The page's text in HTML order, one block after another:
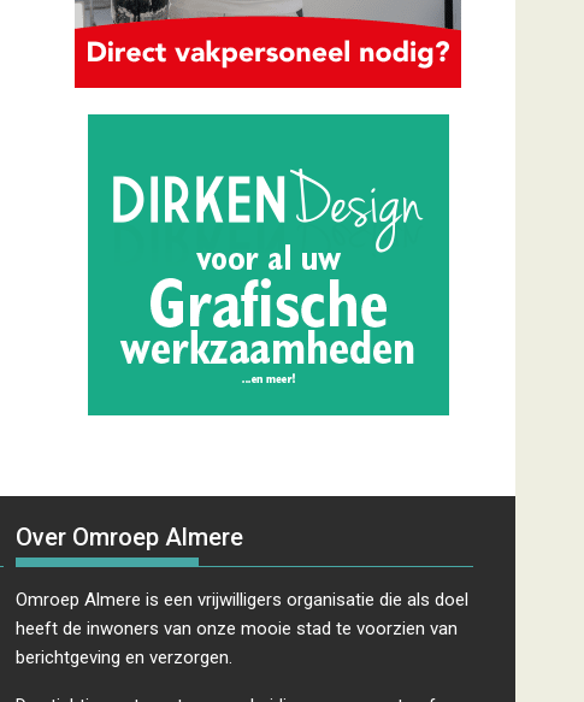
Over Omroep Almere
Omroep Almere is een vrijwilligers organisatie die als doel
heeft de inwoners van onze mooie stad te voorzien van
berichtgeving en verzorgen.